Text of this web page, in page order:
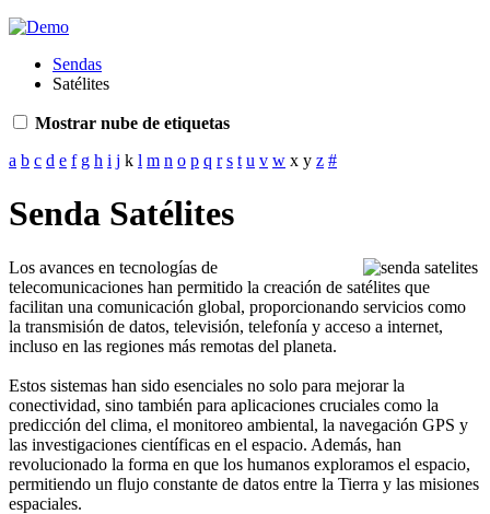
Sendas
Satélites
Mostrar nube de etiquetas
a b c d e f g h i j k l m n o p q r s t u v w x y z #
Senda Satélites
Los avances en tecnologías de
telecomunicaciones han permitido la creación de satélites que
facilitan una comunicación global, proporcionando servicios como
la transmisión de datos, televisión, telefonía y acceso a internet,
incluso en las regiones más remotas del planeta.
Estos sistemas han sido esenciales no solo para mejorar la
conectividad, sino también para aplicaciones cruciales como la
predicción del clima, el monitoreo ambiental, la navegación GPS y
las investigaciones científicas en el espacio. Además, han
revolucionado la forma en que los humanos exploramos el espacio,
permitiendo un flujo constante de datos entre la Tierra y las misiones
espaciales.